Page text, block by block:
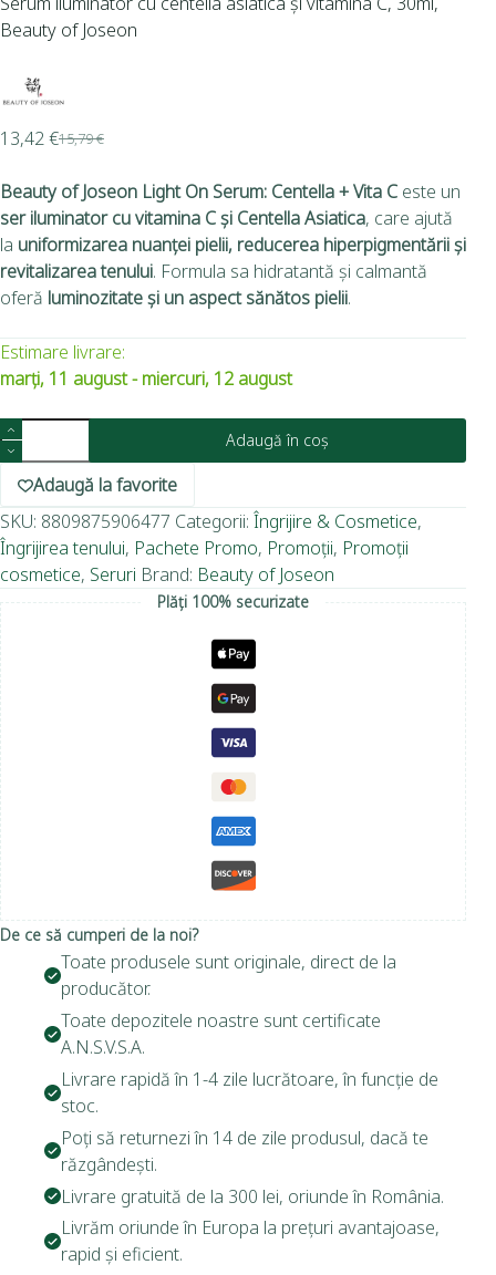
Beauty of Joseon
15,79€
13,42€
Beauty of Joseon Light On Serum: Centella + Vita C este un
ser iluminator cu vitamina C și Centella Asiatica, care ajută
la uniformizarea nuanței pielii, reducerea hiperpigmentării și
revitalizarea tenului. Formula sa hidratantă și calmantă
oferă luminozitate și un aspect sănătos pielii.
Estimare livrare:
marți, 11 august - miercuri, 12 august
Adaugă în coș
Adaugă la favorite
SKU: 8809875906477 Categorii: Îngrijire & Cosmetice,
Îngrijirea tenului, Pachete Promo, Promoții, Promoții
cosmetice, Seruri Brand: Beauty of Joseon
Plăți 100% securizate
De ce să cumperi de la noi?
Toate produsele sunt originale, direct de la
producător.
Toate depozitele noastre sunt certificate
A.N.S.V.S.A.
Livrare rapidă în 1-4 zile lucrătoare, în funcție de
stoc.
Poți să returnezi în 14 de zile produsul, dacă te
răzgândești.
Livrare gratuită de la 300 lei, oriunde în România.
Livrăm oriunde în Europa la prețuri avantajoase,
rapid și eficient.